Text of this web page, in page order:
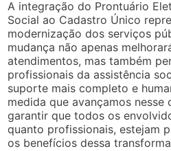
A integração do Prontuário
Social ao Cadastro Único
modernização dos serviços
mudança não apenas
atendimentos, mas também
profissionais da assistência
suporte mais completo e
medida que avançamos nesse
garantir que todos os
quanto profissionais, estejam
os benefícios dessa